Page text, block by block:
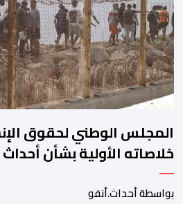
أن تتفاقم الوضعية وينتهي الأمر
المجلس الوطني لحقوق
خلاصاته الأولية بشأن
ومليلية
بواسطة أحداث.أنفو